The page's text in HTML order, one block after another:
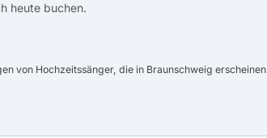
heute buchen.
von Hochzeitssänger, die in Braunschweig erscheinen